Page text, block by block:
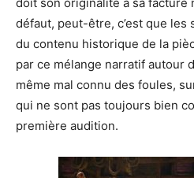
défaut, peut-être, c’est que les
du contenu historique de la
par ce mélange narratif autour
même mal connu des foules,
qui ne sont pas toujours bien
première audition.